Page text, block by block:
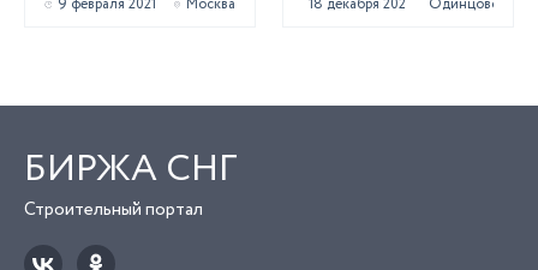
9 февраля 2021 Москва 18 декабря 2020 Одинцово
БИРЖА СНГ
Строительный портал